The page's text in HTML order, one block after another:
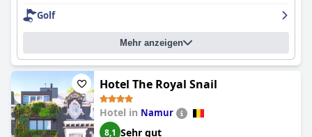
Rückzugsort suchen.
Golf
Mehr anzeigen
Hotel The Royal Snail
Hotel in Namur
8,1 Sehr gut